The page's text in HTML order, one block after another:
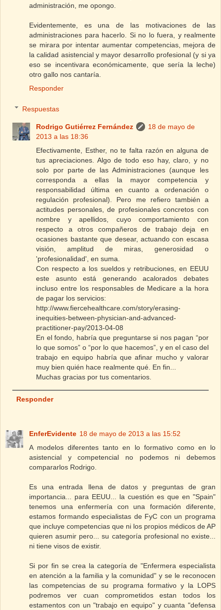
administración, me opongo.
Evidentemente, es una de las motivaciones de las
administraciones para hacerlo. Si no lo fuera, y realmente
se mirara por intentar aumentar competencias, mejora de
la calidad asistencial y mayor desarrollo profesional (y si ya
eso se incentivara económicamente, que sería la leche)
otro gallo nos cantaría.
Responder
Respuestas
Rodrigo Gutiérrez Fernández
18 de mayo de
2013 a las 18:36
Efectivamente, Esther, no te falta razón en alguna de
tus apreciaciones. Algo de todo eso hay, claro, y no
solo por parte de las Administraciones (aunque les
corresponda a ellas la mayor competencia y
responsabilidad última en cuanto a ordenación o
regulación profesional). Pero me refiero también a
actitudes personales, de profesionales concretos con
nombre y apellidos, cuyo comportamiento con
respecto a otros compañeros de trabajo deja en
ocasiones bastante que desear, actuando con escasa
visión, amplitud de miras, generosidad o
'profesionalidad', en suma.
Con respecto a los sueldos y retribuciones, en EEUU
este asunto está generando acalorados debates
incluso entre los responsables de Medicare a la hora
de pagar los servicios:
http://www.fiercehealthcare.com/story/erasing-
inequities-between-physician-and-advanced-
practitioner-pay/2013-04-08
En el fondo, habría que preguntarse si nos pagan “por
lo que somos” o “por lo que hacemos”, y en el caso del
trabajo en equipo habría que afinar mucho y valorar
muy bien quién hace realmente qué. En fin...
Muchas gracias por tus comentarios.
Responder
EnferEvidente 18 de mayo de 2013 a las 15:52
A modelos diferentes tanto en lo formativo como en lo
asistencial y competencial no podemos ni debemos
compararlos Rodrigo.
Es una entrada llena de datos y preguntas de gran
importancia... para EEUU... la cuestión es que en "Spain"
tenemos una enfermería con una formación diferente,
estamos formando especialistas de FyC con un programa
que incluye competencias que ni los propios médicos de AP
quieren asumir pero... su categoría profesional no existe...
ni tiene visos de existir.
Si por fin se crea la categoría de "Enfermera especialista
en atención a la familia y la comunidad" y se le reconocen
las competencias de su programa formativo y la LOPS
podremos ver cuan comprometidos estan todos los
estamentos con un "trabajo en equipo" y cuanta "defensa